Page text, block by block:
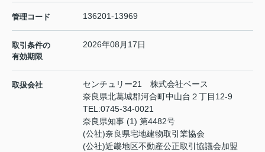
管理コード 136201-13969
取引条件の
有効期限
2026年08月17日
取扱会社
センチュリー21 株式会社ベース
奈良県北葛城郡河合町中山台２丁目12-9
TEL:0745-34-0021
奈良県知事 (1) 第4482号
(公社)奈良県宅地建物取引業協会
(公社)近畿地区不動産公正取引協議会加盟